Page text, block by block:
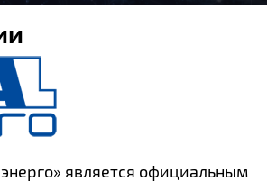
является официальным